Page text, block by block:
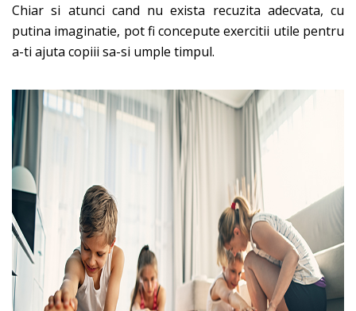
Chiar si atunci cand nu exista recuzita adecvata, cu
putina imaginatie, pot fi concepute exercitii utile pentru
a-ti ajuta copiii sa-si umple timpul.